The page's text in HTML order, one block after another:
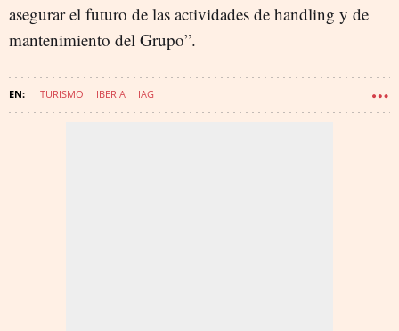
asegurar el futuro de las actividades de handling y de
mantenimiento del Grupo”.
TURISMO IBERIA IAG